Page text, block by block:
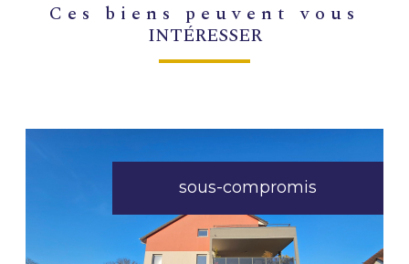
ces biens peuvent vous
INTÉRESSER
sous-compromis